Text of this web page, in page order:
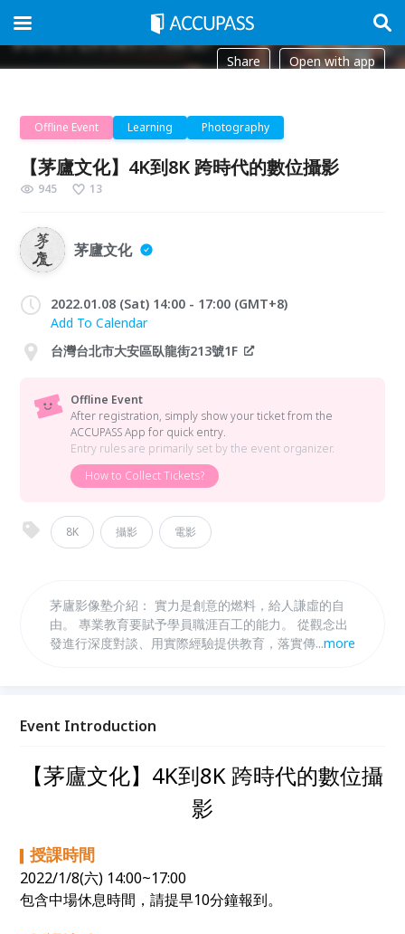
Share Open with app
Offline Event Learning Photography
【茅廬文化】4K到8K 跨時代的數位攝影
945 13
茅廬文化
2022.01.08 (Sat) 14:00 - 17:00 (GMT+8)
Add To Calendar
台灣台北市大安區臥龍街213號1F
Offline Event
After registration, simply show your ticket from the
ACCUPASS App for quick entry.
Entry rules are primarily set by the event organizer.
How to Collect Tickets?
8K 攝影 電影
茅廬影像塾介紹： 實力是創意的燃料，給人謙虛的自
由。 專業教育要賦予學員職涯百工的能力。 從觀念出
發進行深度對談、用實際經驗提供教育，落實傳統的紮
...more
Event Introduction
【茅廬文化】4K到8K 跨時代的數位攝
影
▍授課時間
2022/1/8(六) 14:00~17:00
包含中場休息時間，請提早10分鐘報到。